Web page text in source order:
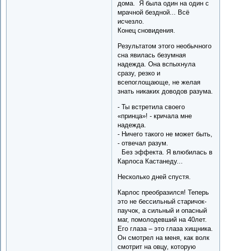
дома. Я была один на один с
мрачной бездной... Всё
исчезло.
Конец сновидения.
Результатом этого необычного
сна явилась безумная
надежда. Она вспыхнула
сразу, резко и
всепоглощающе, не желая
знать никаких доводов разума.
- Ты встретила своего
«принца»! - кричала мне
надежда.
- Ничего такого не может быть,
- отвечал разум.
Без эффекта. Я влюбилась в
Карлоса Кастанеду...
Несколько дней спустя.
Карлос преобразился! Теперь
это не бессильный старичок-
паучок, а сильный и опасный
маг, помолодевший на 40лет.
Его глаза – это глаза хищника.
Он смотрел на меня, как волк
смотрит на овцу, которую